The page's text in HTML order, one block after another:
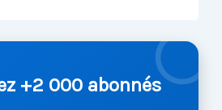
+2 000 abonnés